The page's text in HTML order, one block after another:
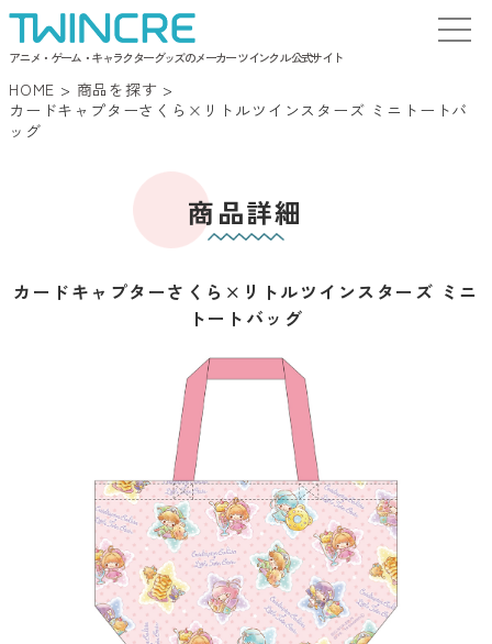
アニメ・ゲーム・キャラクターグッズのメーカー ツインクル 公式サイト
HOME > 商品を探す >
カードキャプターさくら×リトルツインスターズ ミニトートバ
ッグ
商品詳細
カードキャプターさくら×リトルツインスターズ ミニ
トートバッグ